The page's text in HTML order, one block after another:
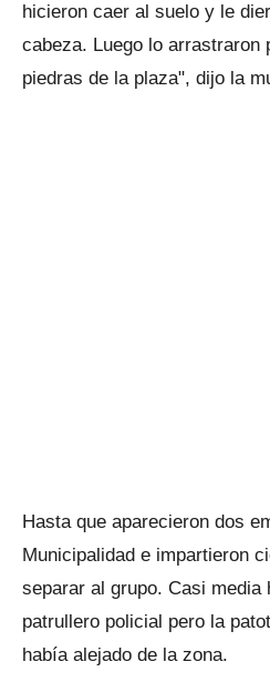
hicieron caer al suelo y le
cabeza. Luego lo arrastraron
piedras de la plaza", dijo la
Hasta que aparecieron dos
Municipalidad e impartieron
separar al grupo. Casi media
patrullero policial pero la
había alejado de la zona.